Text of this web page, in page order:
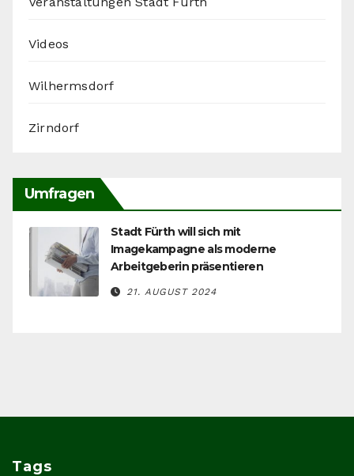
Videos
Wilhermsdorf
Zirndorf
Umfragen
Stadt Fürth will sich mit
Imagekampagne als moderne
Arbeitgeberin präsentieren
21. AUGUST 2024
Tags